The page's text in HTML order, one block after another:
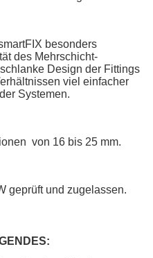
besonders
des Mehrschicht-
Design der Fittings
viel einfacher
Systemen.
von 16 bis 25 mm.
geprüft und zugelassen.